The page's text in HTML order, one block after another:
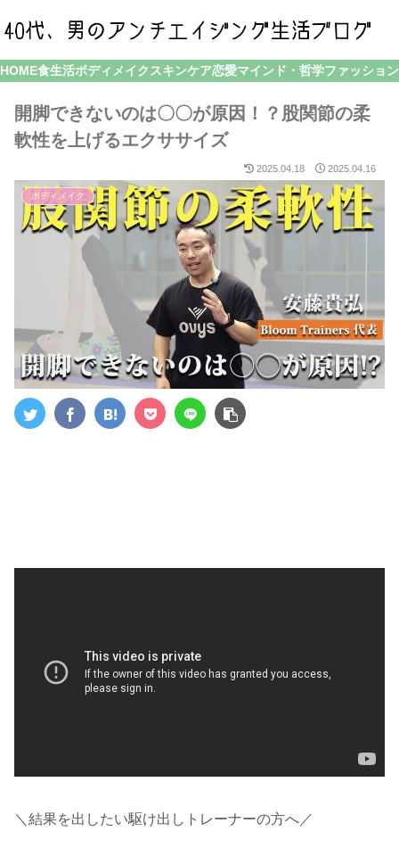
HOME食生活ボディメイク スキンケア恋愛マインド・哲学ファッション
開脚できないのは〇〇が原因！？股関節の柔
軟性を上げるエクササイズ
2025.04.18 2025.04.16
ボディメイク
＼結果を出したい駆け出しトレーナーの方へ／